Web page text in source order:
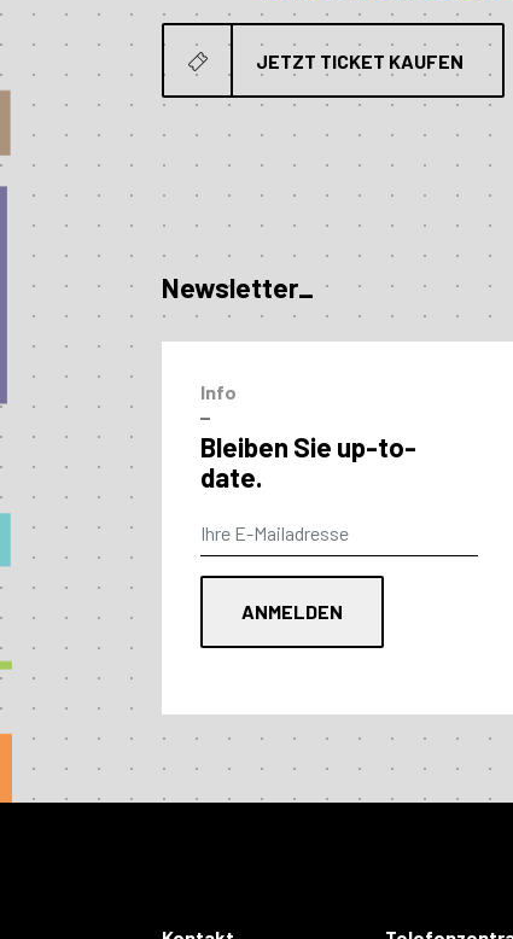
JETZT TICKET KAUFEN
Newsletter_
Info
–
Bleiben Sie up-to-
date.